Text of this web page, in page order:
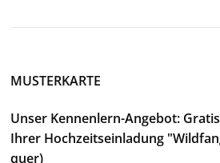
MUSTERKARTE
Unser Kennenlern-Angebot:
Ihrer Hochzeitseinladung
quer)